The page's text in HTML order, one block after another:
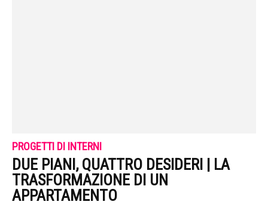
PROGETTI DI INTERNI
DUE PIANI, QUATTRO DESIDERI | LA
TRASFORMAZIONE DI UN
APPARTAMENTO